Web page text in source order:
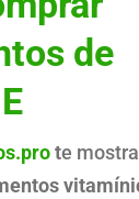
de
te